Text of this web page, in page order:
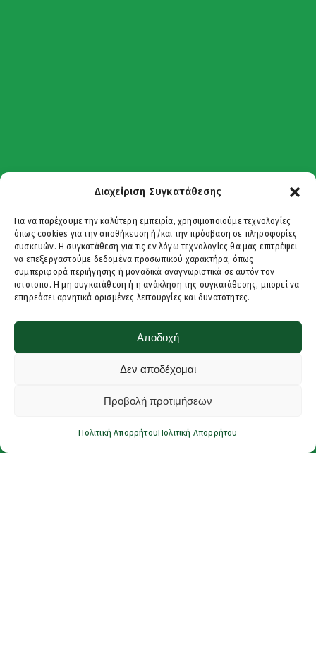
Διαχείριση Συγκατάθεσης
Για να παρέχουμε την καλύτερη εμπειρία, χρησιμοποιούμε τεχνολογίες
όπως cookies για την αποθήκευση ή/και την πρόσβαση σε πληροφορίες
συσκευών. Η συγκατάθεση για τις εν λόγω τεχνολογίες θα μας επιτρέψει
να επεξεργαστούμε δεδομένα προσωπικού χαρακτήρα, όπως
συμπεριφορά περιήγησης ή μοναδικά αναγνωριστικά σε αυτόν τον
ιστότοπο. Η μη συγκατάθεση ή η ανάκληση της συγκατάθεσης, μπορεί να
επηρεάσει αρνητικά ορισμένες λειτουργίες και δυνατότητες.
Αποδοχή
Δεν αποδέχομαι
Προβολή προτιμήσεων
Πολιτική Απορρήτου Πολιτική Απορρήτου